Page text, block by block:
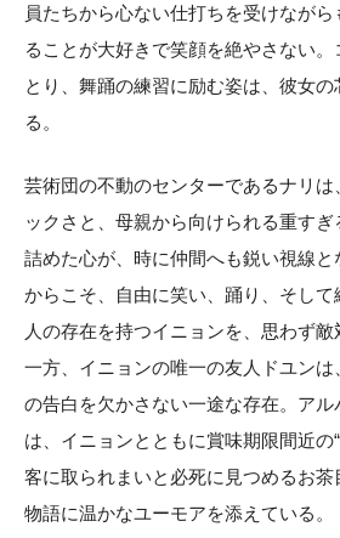
員たちから心ない仕打ちを受けなが
ることが大好きで笑顔を絶やさない
とり、舞踊の練習に励む姿は、彼女
る。
芸術団の不動のセンターであるナリは
ックさと、母親から向けられる重すぎ
詰めた心が、時に仲間へも鋭い視線
からこそ、自由に笑い、踊り、そし
人の存在を持つイニョンを、思わず敵
一方、イニョンの唯一の友人ドユン
の告白を欠かさない一途な存在。ア
は、イニョンとともに賞味期限間近の
客に取られまいと必死に見つめるお茶
物語に温かなユーモアを添えている。